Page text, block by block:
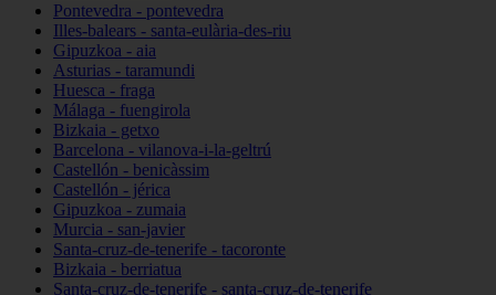
Pontevedra - pontevedra
Illes-balears - santa-eulària-des-riu
Gipuzkoa - aia
Asturias - taramundi
Huesca - fraga
Málaga - fuengirola
Bizkaia - getxo
Barcelona - vilanova-i-la-geltrú
Castellón - benicàssim
Castellón - jérica
Gipuzkoa - zumaia
Murcia - san-javier
Santa-cruz-de-tenerife - tacoronte
Bizkaia - berriatua
Santa-cruz-de-tenerife - santa-cruz-de-tenerife